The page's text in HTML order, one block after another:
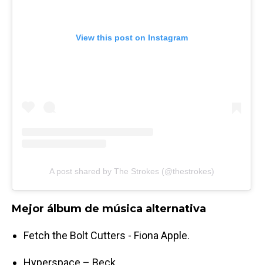
View this post on Instagram
A post shared by The Strokes (@thestrokes)
Mejor álbum de música alternativa
Fetch the Bolt Cutters - Fiona Apple.
Hyperspace – Beck.